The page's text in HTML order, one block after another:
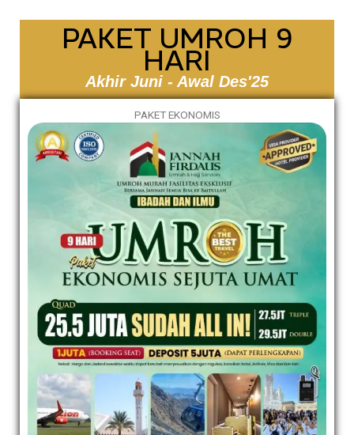
PAKET UMROH 9
HARI
Akhir Juni - Awal Des'25
PAKET EKONOMIS